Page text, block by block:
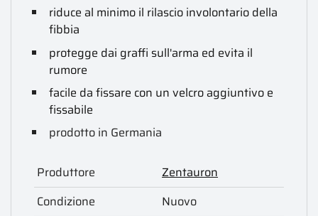
riduce al minimo il rilascio involontario della
fibbia
protegge dai graffi sull'arma ed evita il
rumore
facile da fissare con un velcro aggiuntivo e
fissabile
prodotto in Germania
Produttore
Zentauron
Condizione
Nuovo